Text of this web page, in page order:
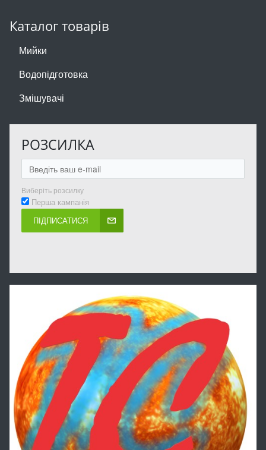
Каталог товарів
Мийки
Водопідготовка
Змішувачі
РОЗСИЛКА
Виберіть розсилку
Перша кампанія
ПІДПИСАТИСЯ